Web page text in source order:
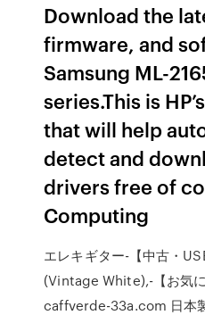
Download the
firmware, and
Samsung ML-
series.This is
that will help
detect and
drivers free of
Computing
エレキギター-【中古・
(Vintage White),-【お気
caffverde-33a.com 日本